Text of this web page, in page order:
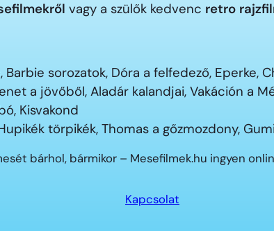
vagy a szülők kedvenc retro
sorozatok, Dóra a felfedező, Eperke,
a jövőből, Aladár kalandjai, Vakáción a
Kisvakond
törpikék, Thomas a gőzmozdony,
bárhol, bármikor – Mesefilmek.hu ingyen
Kapcsolat